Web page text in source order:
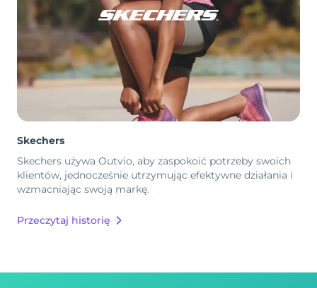
Skechers
Skechers używa Outvio, aby zaspokoić potrzeby swoich
klientów, jednocześnie utrzymując efektywne działania i
wzmacniając swoją markę.
Przeczytaj historię